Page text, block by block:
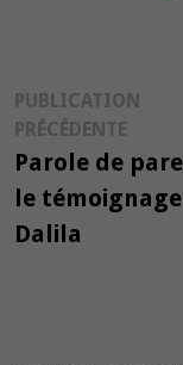
Navigation
de
l’article
PUBLICATION
PRÉCÉDENTE
Parole de
le
Dalila